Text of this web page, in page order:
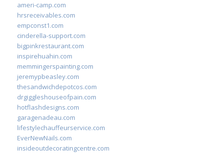
ameri-camp.com
hrsreceivables.com
empconst1.com
cinderella-support.com
bigpinkrestaurant.com
inspirehuahin.com
memmingerspainting.com
jeremypbeasley.com
thesandwichdepotcos.com
drgiggleshouseofpain.com
hotflashdesigns.com
garagenadeau.com
lifestylechauffeurservice.com
EverNewNails.com
insideoutdecoratingcentre.com